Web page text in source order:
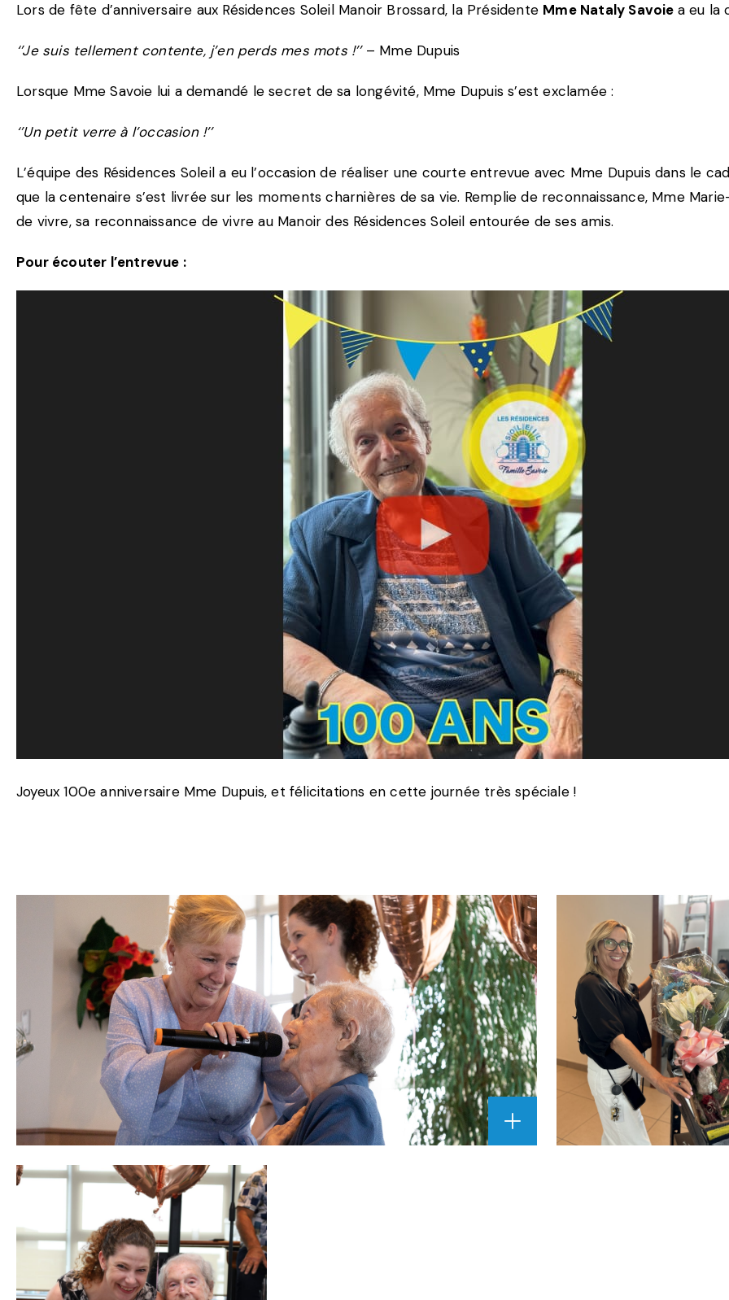
Lors de fête d’anniversaire aux Résidences Soleil Manoir Brossard, la Présidente Mme Nataly Savoie a eu la
‘’Je suis tellement contente, j’en perds mes mots !’’– Mme Dupuis
Lorsque Mme Savoie lui a demandé le secret de sa longévité, Mme Dupuis s’est exclamée :
‘’Un petit verre à l’occasion !’’
L’équipe des Résidences Soleil a eu l’occasion de réaliser une courte entrevue avec Mme Dupuis dans le
que la centenaire s’est livrée sur les moments charnières de sa vie. Remplie de reconnaissance, Mme
de vivre, sa reconnaissance de vivre au Manoir des Résidences Soleil entourée de ses amis.
Pour écouter l’entrevue :
Joyeux 100e anniversaire Mme Dupuis, et félicitations en cette journée très spéciale !
AGRANDIR
L'IMAGE